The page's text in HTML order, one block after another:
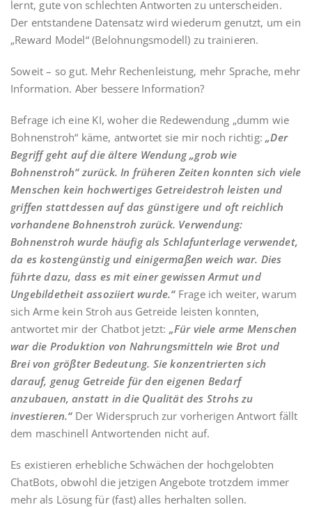
lernt, gute von schlechten Antworten zu unterscheiden.
Der entstandene Datensatz wird wiederum genutzt, um ein
„Reward Model“ (Belohnungsmodell) zu trainieren.
Soweit – so gut. Mehr Rechenleistung, mehr Sprache, mehr
Information. Aber bessere Information?
Befrage ich eine KI, woher die Redewendung „dumm wie
Bohnenstroh“ käme, antwortet sie mir noch richtig:„Der
Begriff geht auf die ältere Wendung „grob wie
Bohnenstroh“ zurück. In früheren Zeiten konnten sich viele
Menschen kein hochwertiges Getreidestroh leisten und
griffen stattdessen auf das günstigere und oft reichlich
vorhandene Bohnenstroh zurück. Verwendung:
Bohnenstroh wurde häufig als Schlafunterlage verwendet,
da es kostengünstig und einigermaßen weich war. Dies
führte dazu, dass es mit einer gewissen Armut und
Ungebildetheit assoziiert wurde.“ Frage ich weiter, warum
sich Arme kein Stroh aus Getreide leisten konnten,
antwortet mir der Chatbot jetzt: „Für viele arme Menschen
war die Produktion von Nahrungsmitteln wie Brot und
Brei von größter Bedeutung. Sie konzentrierten sich
darauf, genug Getreide für den eigenen Bedarf
anzubauen, anstatt in die Qualität des Strohs zu
investieren.“ Der Widerspruch zur vorherigen Antwort fällt
dem maschinell Antwortenden nicht auf.
Es existieren erhebliche Schwächen der hochgelobten
ChatBots, obwohl die jetzigen Angebote trotzdem immer
mehr als Lösung für (fast) alles herhalten sollen.